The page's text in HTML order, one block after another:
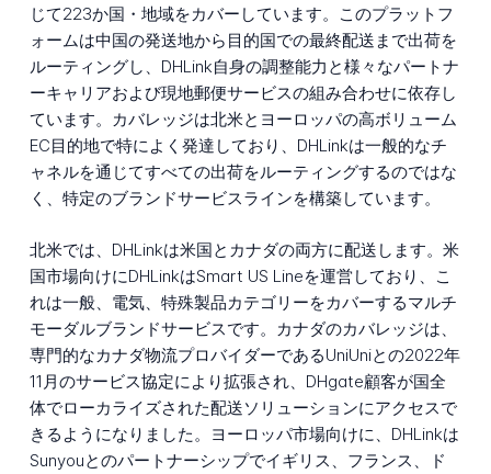
じて223か国・地域をカバーしています。このプラットフ
ォームは中国の発送地から目的国での最終配送まで出荷を
ルーティングし、DHLink自身の調整能力と様々なパートナ
ーキャリアおよび現地郵便サービスの組み合わせに依存し
ています。カバレッジは北米とヨーロッパの高ボリューム
EC目的地で特によく発達しており、DHLinkは一般的なチ
ャネルを通じてすべての出荷をルーティングするのではな
く、特定のブランドサービスラインを構築しています。
北米では、DHLinkは米国とカナダの両方に配送します。米
国市場向けにDHLinkはSmart US Lineを運営しており、こ
れは一般、電気、特殊製品カテゴリーをカバーするマルチ
モーダルブランドサービスです。カナダのカバレッジは、
専門的なカナダ物流プロバイダーであるUniUniとの2022年
11月のサービス協定により拡張され、DHgate顧客が国全
体でローカライズされた配送ソリューションにアクセスで
きるようになりました。ヨーロッパ市場向けに、DHLinkは
Sunyouとのパートナーシップでイギリス、フランス、ド